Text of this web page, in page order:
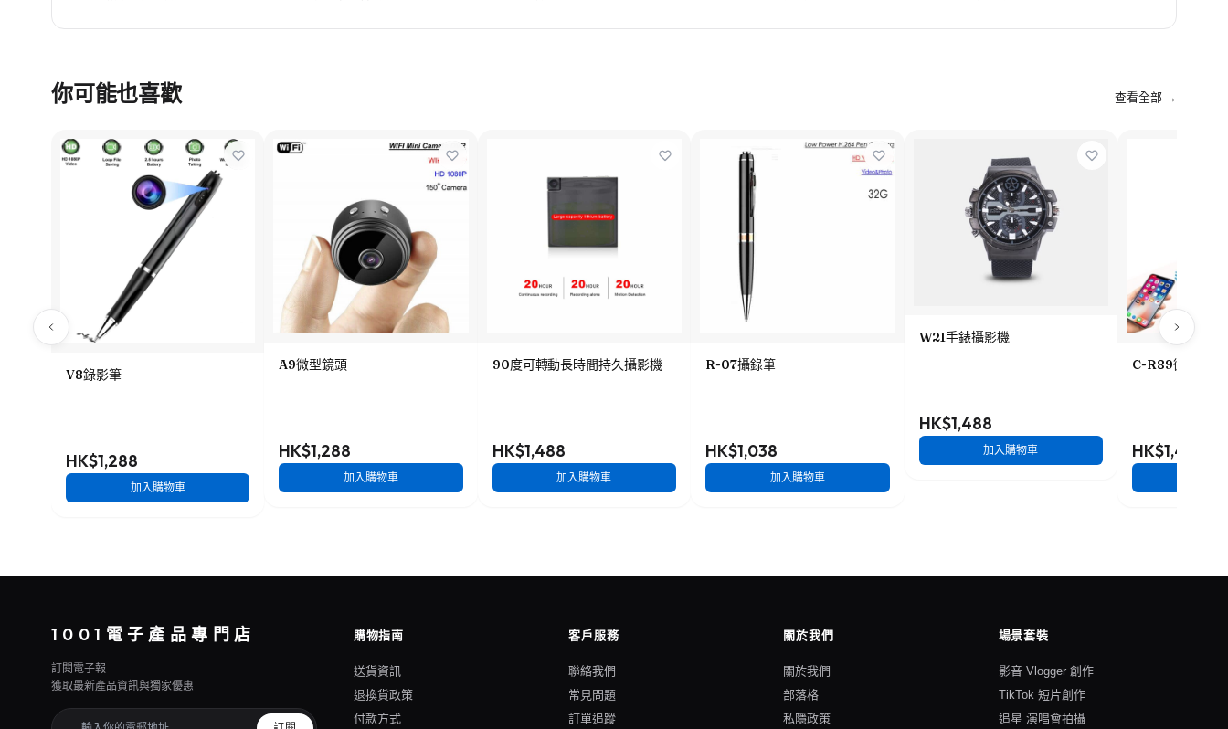
你可能也喜歡 查看全部 →
V8錄影筆
HK$1,288
加入購物車
A9微型鏡頭
HK$1,288
加入購物車
90度可轉動長時間持久攝影機
HK$1,488
加入購物車
R-07攝錄筆
HK$1,038
加入購物車
W21手錶攝影機
HK$1,488
加入購物車
C-R89微型攝錄
HK$1,488
1001電子產品專門店
訂閱電子報
獲取最新產品資訊與獨家優惠
購物指南
送貨資訊
退換貨政策
付款方式
客戶服務
聯絡我們
常見問題
訂單追蹤
關於我們
關於我們
部落格
私隱政策
場景套裝
影音 Vlogger 創作
TikTok 短片創作
追星 演唱會拍攝